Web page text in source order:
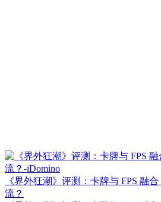
《界外狂潮》评测：卡牌与 FPS 融
流？